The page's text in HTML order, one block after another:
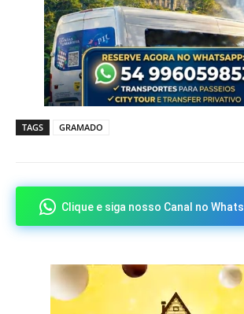
TAGS GRAMADO
Clique e siga nosso Canal no Whats